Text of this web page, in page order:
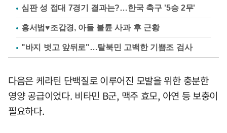
심판 성 접대 7경기 결과는?…한국 축구 '5승 2무'
홍서범♥조갑경, 아들 불륜 사과 후 근황
"바지 벗고 앞뒤로"…탈북민 고백한 기쁨조 검사
다음은 케라틴 단백질로 이루어진 모발을 위한 충분한
영양 공급이었다. 비타민 B군, 맥주 효모, 아연 등 보충이
필요하다.